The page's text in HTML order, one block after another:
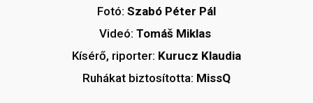
Fotó: Szabó Péter Pál
Videó: Tomáš Miklas
Kísérő, riporter: Kurucz Klaudia
Ruhákat biztosította: MissQ